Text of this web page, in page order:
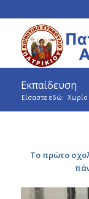
Εκπαίδευση
Είσαστε εδώ: Χωρίο
Το πρώτο